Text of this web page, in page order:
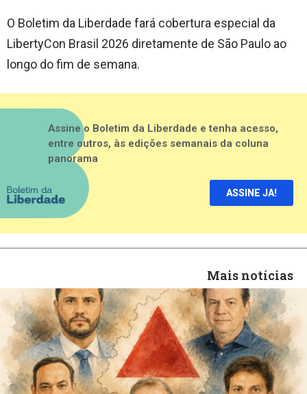
O Boletim da Liberdade fará cobertura especial da
LibertyCon Brasil 2026 diretamente de São Paulo ao
longo do fim de semana.
Assine o Boletim da Liberdade e tenha acesso,
entre outros, às edições semanais da coluna
panorama
ASSINE JA!
Mais notícias